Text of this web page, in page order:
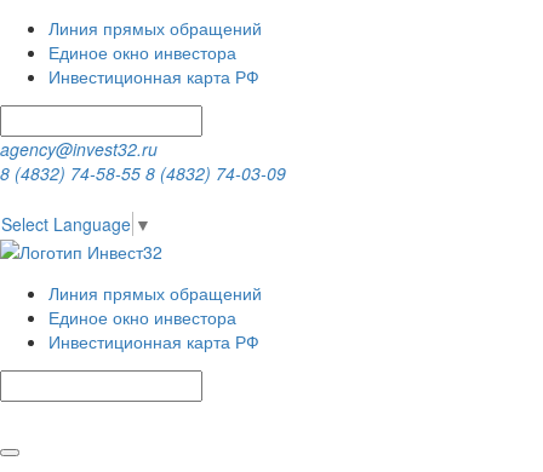
Линия прямых обращений
Единое окно инвестора
Инвестиционная карта РФ
agency@invest32.ru
8 (4832) 74-58-55 8 (4832) 74-03-09
Select Language ▼
Линия прямых обращений
Единое окно инвестора
Инвестиционная карта РФ